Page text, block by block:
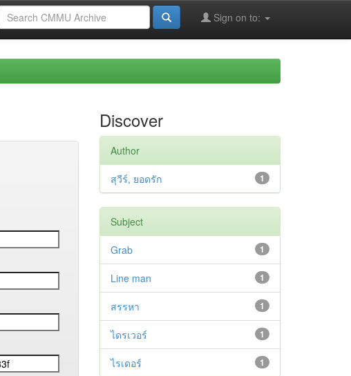
Sign on to:
Discover
Author
1
สุวีร์, ยอดรัก
Subject
1
Grab
1
Line man
1
สรรหา
1
ไดรเวอร์
1
ไรเดอร์